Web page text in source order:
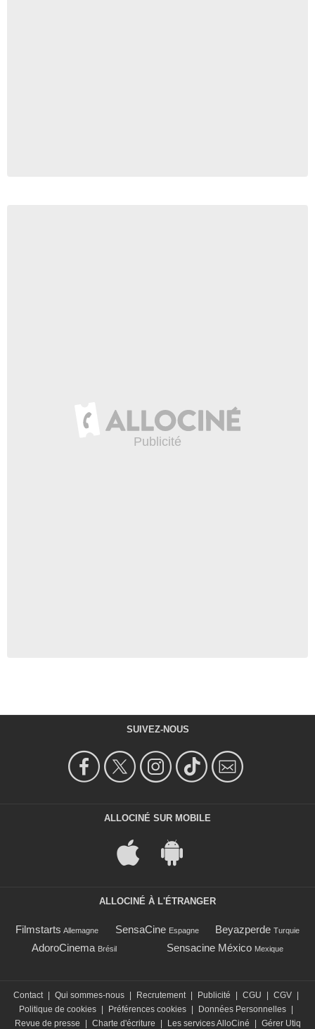
SUIVEZ-NOUS
ALLOCINÉ SUR MOBILE
ALLOCINÉ À L'ÉTRANGER
Filmstarts Allemagne SensaCine Espagne Beyazperde Turquie
AdoroCinema Brésil Sensacine México Mexique
Contact Qui sommes-nous Recrutement Publicité CGU CGV
Politique de cookies
Préférences cookies Données Personnelles
Revue de presse
Charte d'écriture Les services AlloCiné Gérer Utiq